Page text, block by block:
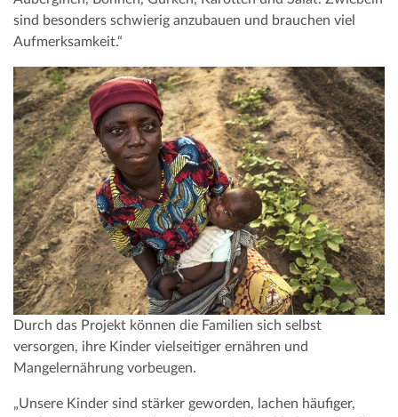
sind besonders schwierig anzubauen und brauchen viel
Aufmerksamkeit.“
Durch das Projekt können die Familien sich selbst
versorgen, ihre Kinder vielseitiger ernähren und
Mangelernährung vorbeugen.
„Unsere Kinder sind stärker geworden, lachen häufiger,